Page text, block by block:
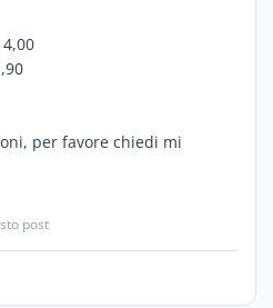
per favore chiedi mi
post